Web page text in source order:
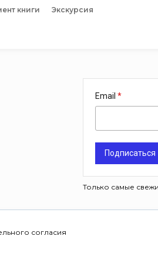
книги Экскурсия
Email
Подписаться
Только самые
согласия